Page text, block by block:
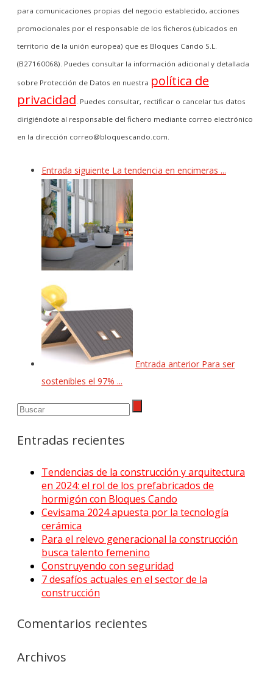
para comunicaciones propias del negocio establecido, acciones
promocionales por el responsable de los ficheros (ubicados en
territorio de la unión europea) que es Bloques Cando S.L.
(B27160068). Puedes consultar la información adicional y detallada
sobre Protección de Datos en nuestra política de
privacidad. Puedes consultar, rectificar o cancelar tus datos
dirigiéndote al responsable del fichero mediante correo electrónico
en la dirección correo@bloquescando.com.
Entrada siguiente La tendencia en encimeras ...
Entrada anterior Para ser
sostenibles el 97% ...
Entradas recientes
Tendencias de la construcción y arquitectura
en 2024: el rol de los prefabricados de
hormigón con Bloques Cando
Cevisama 2024 apuesta por la tecnología
cerámica
Para el relevo generacional la construcción
busca talento femenino
Construyendo con seguridad
7 desafíos actuales en el sector de la
construcción
Comentarios recientes
Archivos